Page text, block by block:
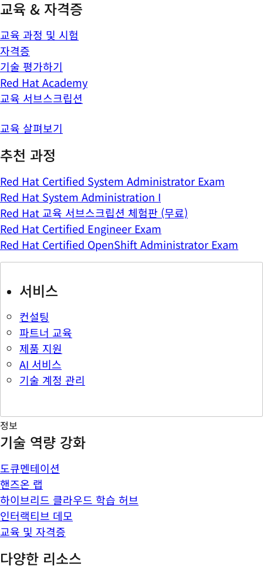
교육 & 자격증
교육 과정 및 시험
자격증
기술 평가하기
Red Hat Academy
교육 서브스크립션
교육 살펴보기
추천 과정
Red Hat Certified System Administrator Exam
Red Hat System Administration I
Red Hat 교육 서브스크립션 체험판 (무료)
Red Hat Certified Engineer Exam
Red Hat Certified OpenShift Administrator Exam
서비스
컨설팅
파트너 교육
제품 지원
AI 서비스
기술 계정 관리
정보
기술 역량 강화
도큐멘테이션
핸즈온 랩
하이브리드 클라우드 학습 허브
인터랙티브 데모
교육 및 자격증
다양한 리소스